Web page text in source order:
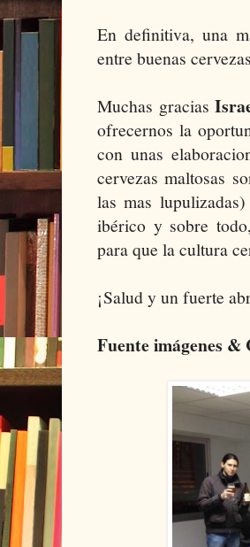
En definitiva, una
entre buenas
Muchas gracias
ofrecernos la
con unas
cervezas maltosas
las mas
ibérico y sobre
para que la cultura
¡Salud y un fuerte
Fuente imágenes